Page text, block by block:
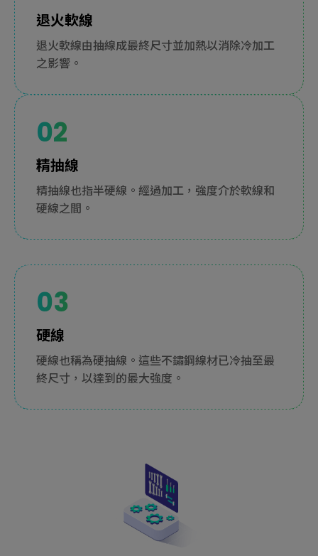
退火軟線
退火軟線由抽線成最終尺寸並加熱以消除冷加工
之影響。
精抽線
精抽線也指半硬線。經過加工，強度介於軟線和
硬線之間。
硬線
硬線也稱為硬抽線。這些不鏽鋼線材已冷抽至最
終尺寸，以達到的最大強度。